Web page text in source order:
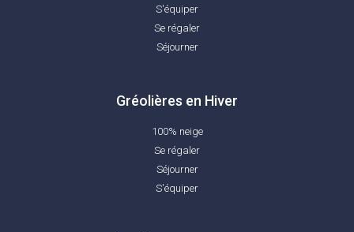
S'équiper
Se régaler
Séjourner
Gréolières en Hiver
100% neige
Se régaler
Séjourner
S'équiper